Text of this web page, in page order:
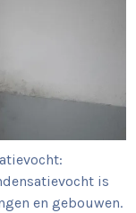
is
en gebouwen.